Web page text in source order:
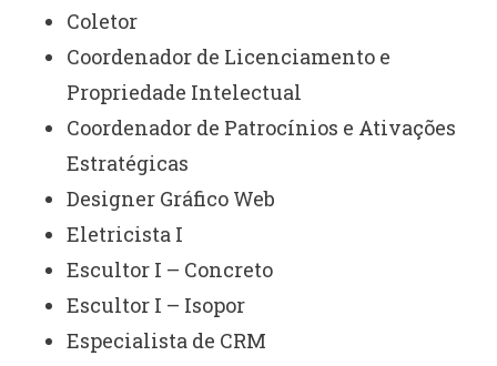
Coletor
Coordenador de Licenciamento e
Propriedade Intelectual
Coordenador de Patrocínios e Ativações
Estratégicas
Designer Gráfico Web
Eletricista I
Escultor I – Concreto
Escultor I – Isopor
Especialista de CRM